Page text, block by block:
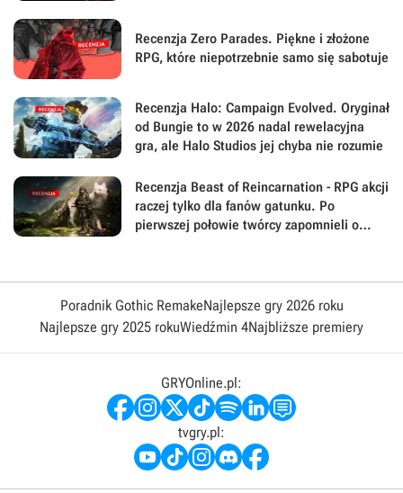
Recenzja Zero Parades. Piękne i złożone
RPG, które niepotrzebnie samo się sabotuje
Recenzja Halo: Campaign Evolved. Oryginał
od Bungie to w 2026 nadal rewelacyjna
gra, ale Halo Studios jej chyba nie rozumie
Recenzja Beast of Reincarnation - RPG akcji
raczej tylko dla fanów gatunku. Po
pierwszej połowie twórcy zapomnieli o
Poradnik Gothic RemakeNajlepsze gry 2026 roku
Najlepsze gry 2025 rokuWiedźmin 4Najbliższe premiery
GRYOnline.pl:
tvgry.pl: